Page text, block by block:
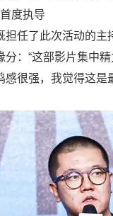
度执导
担任了此次活动的
：“这部影片集中
感很强，我觉得这